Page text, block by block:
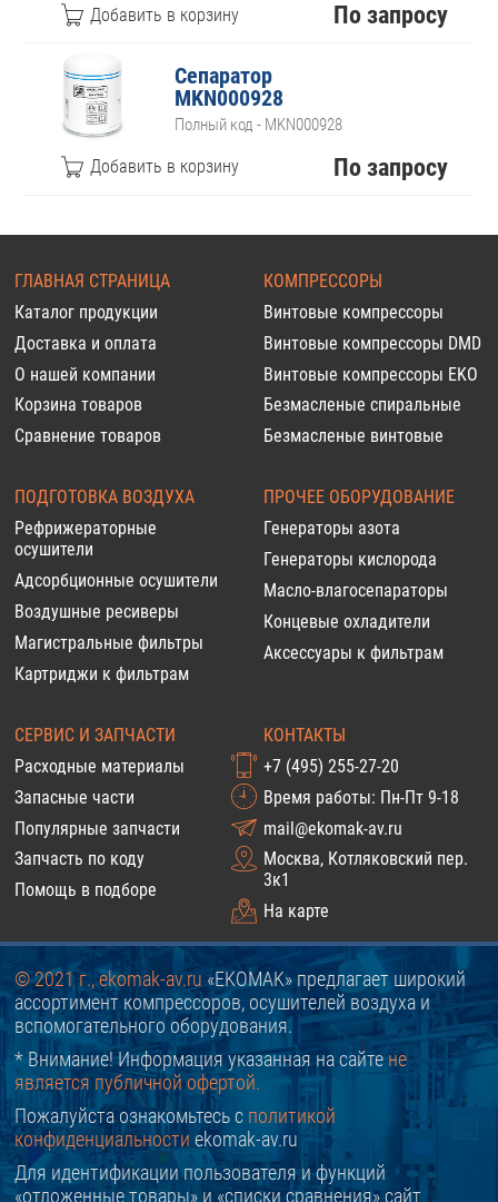
По запросу
Сепаратор
MKN000928
Полный код - MKN000928
По запросу
ГЛАВНАЯ СТРАНИЦА
Каталог продукции
Доставка и оплата
О нашей компании
Корзина товаров
Сравнение товаров
КОМПРЕССОРЫ
Винтовые компрессоры
Винтовые компрессоры DMD
Винтовые компрессоры EKO
Безмасленые спиральные
Безмасленые винтовые
ПОДГОТОВКА ВОЗДУХА
Рефрижераторные
осушители
Адсорбционные осушители
Воздушные ресиверы
Магистральные фильтры
Картриджи к фильтрам
ПРОЧЕЕ ОБОРУДОВАНИЕ
Генераторы азота
Генераторы кислорода
Масло-влагосепараторы
Концевые охладители
Аксессуары к фильтрам
СЕРВИС И ЗАПЧАСТИ
Расходные материалы
Запасные части
Популярные запчасти
Запчасть по коду
Помощь в подборе
КОНТАКТЫ
+7 (495) 255-27-20
Время работы: Пн-Пт 9-18
mail@ekomak-av.ru
Москва, Котляковский пер.
3к1
На карте
© 2021 г., ekomak-av.ru «EKOMAK» предлагает широкий
ассортимент компрессоров, осушителей воздуха и
вспомогательного оборудования.
* Внимание! Информация указанная на сайтене
является публичной офертой.
Пожалуйста ознакомьтесь с политикой
конфиденциальности ekomak-av.ru
Для идентификации пользователя и функций
«отложенные товары» и «списки сравнения» сайт